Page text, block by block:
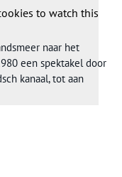
to watch this
naar het
een spektakel door
kanaal, tot aan